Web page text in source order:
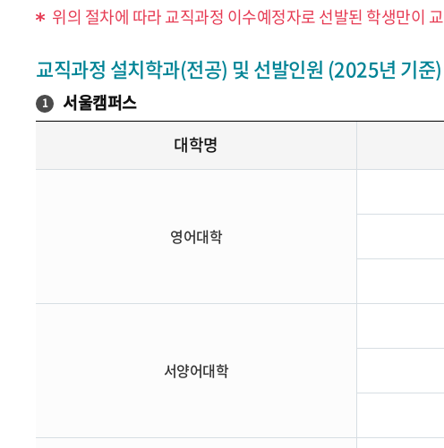
위의 절차에 따라 교직과정 이수예정자로 선발된 학생만이
교직과정 설치학과(전공) 및 선발인원 (2025년 기준)
1
서울캠퍼스
대학명
영어대학
서양어대학